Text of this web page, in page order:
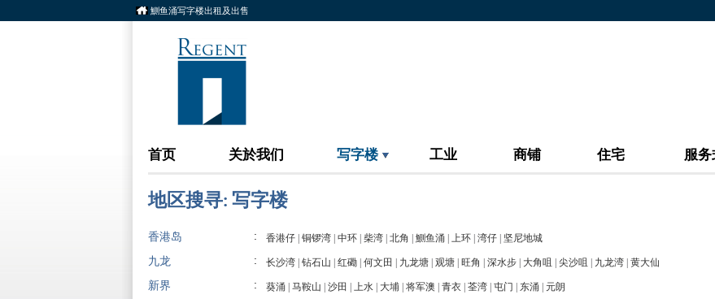
鰂鱼涌写字楼出租及出售
首页 关於我们 写字楼 工业 商铺 住宅 服
地区搜寻: 写字楼
香港岛 : 香港仔 铜锣湾 中环 柴湾 北角 鰂鱼涌 上环 湾仔 坚尼地城
九龙 : 长沙湾 钻石山 红磡 何文田 九龙塘 观塘 旺角 深水步 大角咀 尖沙咀 九龙湾 黄大仙
新界 : 葵涌 马鞍山 沙田 上水 大埔 将军澳 青衣 荃湾 屯门 东涌 元朗